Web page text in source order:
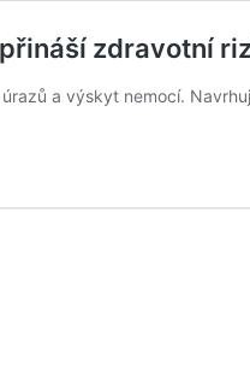
zdravotní
a výskyt nemocí.